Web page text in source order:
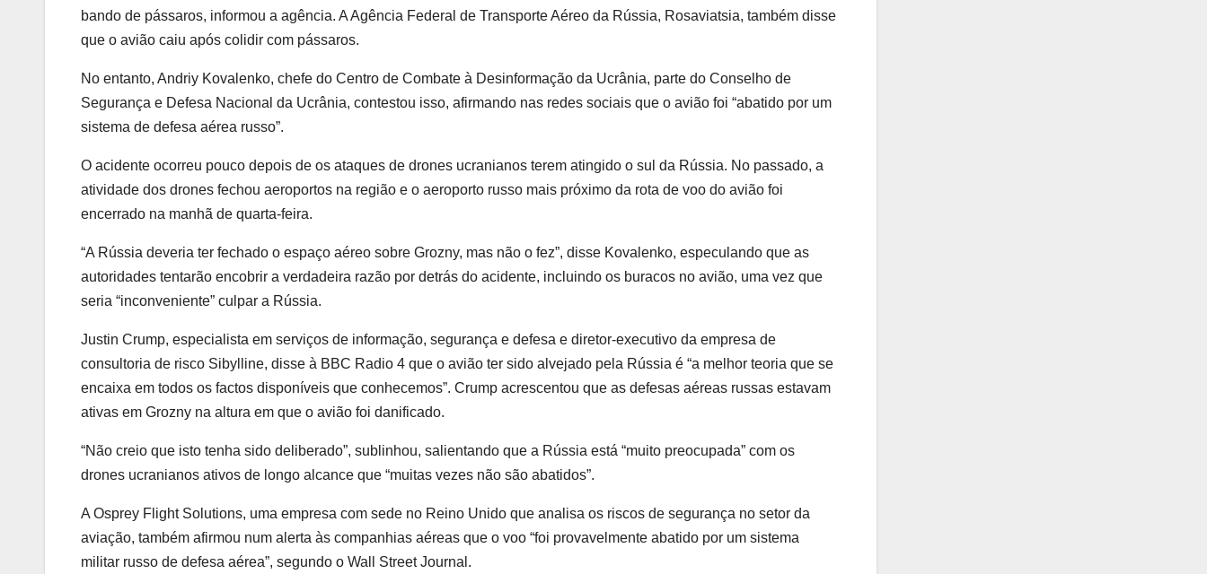
bando de pássaros, informou a agência. A Agência Federal de Transporte Aéreo da Rússia, Rosaviatsia, também disse
que o avião caiu após colidir com pássaros.
No entanto, Andriy Kovalenko, chefe do Centro de Combate à Desinformação da Ucrânia, parte do Conselho de
Segurança e Defesa Nacional da Ucrânia, contestou isso, afirmando nas redes sociais que o avião foi “abatido por um
sistema de defesa aérea russo”.
O acidente ocorreu pouco depois de os ataques de drones ucranianos terem atingido o sul da Rússia. No passado, a
atividade dos drones fechou aeroportos na região e o aeroporto russo mais próximo da rota de voo do avião foi
encerrado na manhã de quarta-feira.
“A Rússia deveria ter fechado o espaço aéreo sobre Grozny, mas não o fez”, disse Kovalenko, especulando que as
autoridades tentarão encobrir a verdadeira razão por detrás do acidente, incluindo os buracos no avião, uma vez que
seria “inconveniente” culpar a Rússia.
Justin Crump, especialista em serviços de informação, segurança e defesa e diretor-executivo da empresa de
consultoria de risco Sibylline, disse à BBC Radio 4 que o avião ter sido alvejado pela Rússia é “a melhor teoria que se
encaixa em todos os factos disponíveis que conhecemos”. Crump acrescentou que as defesas aéreas russas estavam
ativas em Grozny na altura em que o avião foi danificado.
“Não creio que isto tenha sido deliberado”, sublinhou, salientando que a Rússia está “muito preocupada” com os
drones ucranianos ativos de longo alcance que “muitas vezes não são abatidos”.
A Osprey Flight Solutions, uma empresa com sede no Reino Unido que analisa os riscos de segurança no setor da
aviação, também afirmou num alerta às companhias aéreas que o voo “foi provavelmente abatido por um sistema
militar russo de defesa aérea”, segundo o Wall Street Journal.